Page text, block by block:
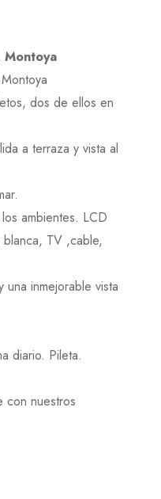
Montoya
dos de ellos en
a terraza y vista al
ambientes. LCD
TV ,cable,
inmejorable vista
diario. Pileta.
con nuestros